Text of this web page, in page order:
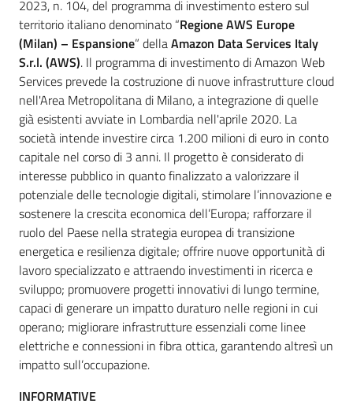
2023, n. 104, del programma di investimento estero sul
territorio italiano denominato “Regione AWS Europe
(Milan) – Espansione” dellaAmazon Data Services Italy
S.r.l. (AWS). Il programma di investimento di Amazon Web
Services prevede la costruzione di nuove infrastrutture cloud
nell'Area Metropolitana di Milano, a integrazione di quelle
già esistenti avviate in Lombardia nell'aprile 2020. La
società intende investire circa 1.200 milioni di euro in conto
capitale nel corso di 3 anni. Il progetto è considerato di
interesse pubblico in quanto finalizzato a valorizzare il
potenziale delle tecnologie digitali, stimolare l’innovazione e
sostenere la crescita economica dell’Europa; rafforzare il
ruolo del Paese nella strategia europea di transizione
energetica e resilienza digitale; offrire nuove opportunità di
lavoro specializzato e attraendo investimenti in ricerca e
sviluppo; promuovere progetti innovativi di lungo termine,
capaci di generare un impatto duraturo nelle regioni in cui
operano; migliorare infrastrutture essenziali come linee
elettriche e connessioni in fibra ottica, garantendo altresì un
impatto sull’occupazione.
INFORMATIVE